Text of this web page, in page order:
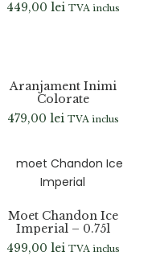
449,00 lei TVA inclus
Aranjament Inimi
Colorate
479,00 lei TVA inclus
Moet Chandon Ice
Imperial – 0.75l
499,00 lei TVA inclus